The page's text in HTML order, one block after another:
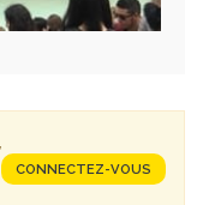
CONNECTEZ-VOUS